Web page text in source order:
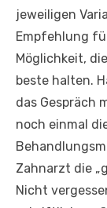
jeweiligen
Empfehlung
Möglichkeit,
beste halten.
das Gespräch
noch einmal
Zahnarzt die
Nicht